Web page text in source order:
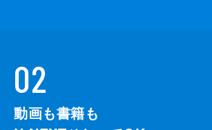
02
動画も書籍も